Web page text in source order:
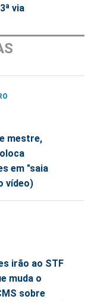
via
mestre,
em "saia
vídeo)
irão ao STF
muda o
sobre